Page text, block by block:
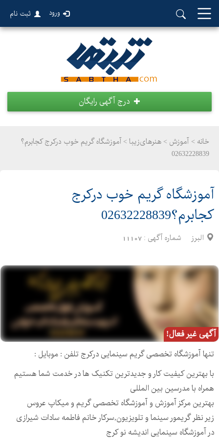
ورود ثبت نام
درج آگهی رایگان
خانه > آموزش > هنرهای‌زیبا > آموزشگاه گریم خوب درکرج کجابرم؟
02632228839
آموزشگاه گریم خوب درکرج
کجابرم؟02632228839
البرز شماره آگهی : 11107
آگهی غیر فعال!
تنها آموزشگاه تخصصی گریم سینمایی درکرج تلفن : موبايل :
با بهترين کيفيت کار و جديدترين تکنيک ها در خدمت شما هستيم
همراه با مدرسين بين المللی
بهترين مرکز آموزش و آموزشگاه تخصصی گريم و ميکاپ عروس
زير نظر گريمور سينما و تلويزيون,سرکار خانم فاطمه سادات شيرازی
در آموزشگاه سينمايی انديشه نو کرج